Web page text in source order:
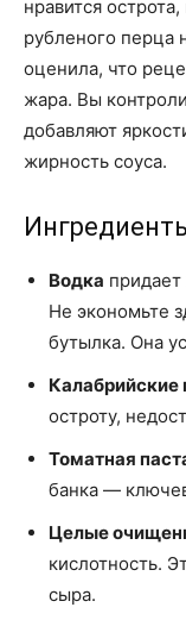
нравится
рубленого перца
оценила, что
жара. Вы
добавляют
жирность соуса.
Водка
Не экономьте
бутылка. Она
Калабрийские
остроту,
Томатная
банка —
Целые
кислотность.
сыра.